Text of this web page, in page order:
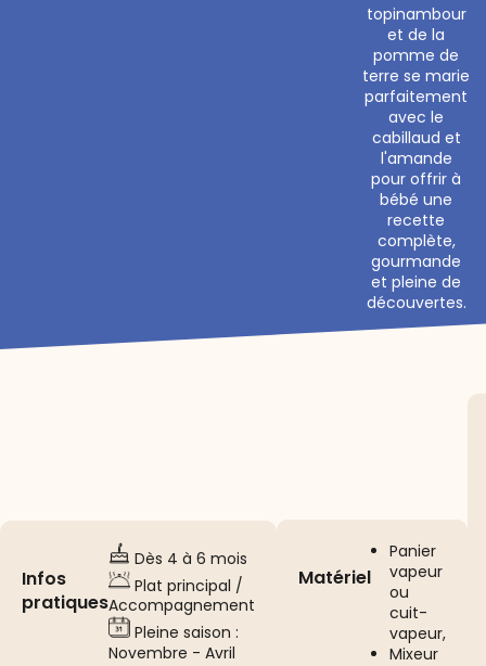
topinambour
et de la
pomme de
terre se marie
parfaitement
avec le
cabillaud et
l'amande
pour offrir à
bébé une
recette
complète,
gourmande
et pleine de
découvertes.
Infos
pratiques
Dès 4 à 6 mois
Plat principal /
Accompagnement
Pleine saison :
Novembre - Avril
Matériel
Panier
vapeur
ou
cuit-
vapeur,
Mixeur